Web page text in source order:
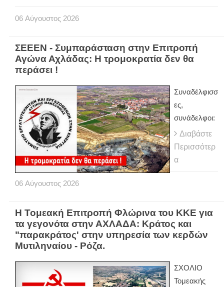
06 Αύγουστος 2026
ΣΕΕΕΝ - Συμπαράσταση στην Επιτροπή
Αγώνα Αχλάδας: Η τρομοκρατία δεν θα
περάσει !
Συναδέλφισσ
ες,
συνάδελφοι:
Διαβάστε
Περισσότερ
α
06 Αύγουστος 2026
Η Τομεακή Επιτροπή Φλώρινα του ΚΚΕ για
τα γεγονότα στην ΑΧΛΑΔΑ: Κράτος και
"παρακράτος' στην υπηρεσία των κερδών
Μυτιληναίου - Ρόζα.
ΣΧΟΛΙΟ
Τομεακής